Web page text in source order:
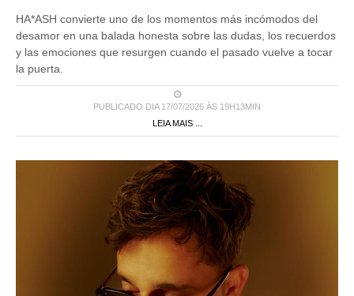
HA*ASH convierte uno de los momentos más incómodos del
desamor en una balada honesta sobre las dudas, los recuerdos
y las emociones que resurgen cuando el pasado vuelve a tocar
la puerta.
PUBLICADO DIA 17/07/2026 ÀS 19H13MIN
LEIA MAIS ...